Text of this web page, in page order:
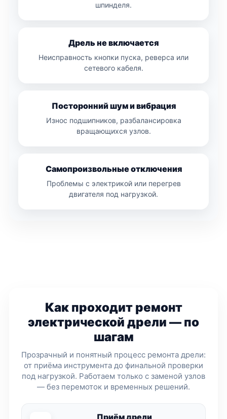
шпинделя.
Дрель не включается
Неисправность кнопки пуска, реверса или
сетевого кабеля.
Посторонний шум и вибрация
Износ подшипников, разбалансировка
вращающихся узлов.
Самопроизвольные отключения
Проблемы с электрикой или перегрев
двигателя под нагрузкой.
Как проходит ремонт
электрической дрели — по
шагам
Прозрачный и понятный процесс ремонта дрели:
от приёма инструмента до финальной проверки
под нагрузкой. Работаем только с заменой узлов
— без перемоток и временных решений.
Приём дрели